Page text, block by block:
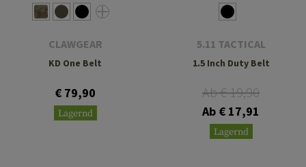
CLAWGEAR
KD One Belt
€ 79,90
Lagernd
5.11 TACTICAL
1.5 Inch Duty Belt
Ab € 19,90
Ab € 17,91
Lagernd